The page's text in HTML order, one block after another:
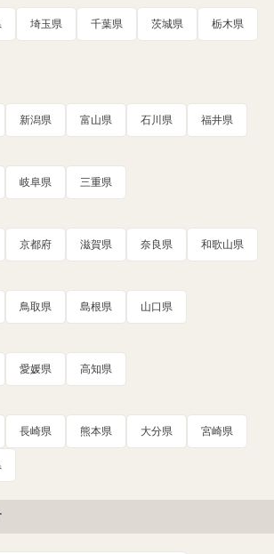
埼玉県 千葉県 茨城県 栃木県
新潟県 富山県 石川県 福井県
岐阜県 三重県
京都府 滋賀県 奈良県 和歌山県
鳥取県 島根県 山口県
愛媛県 高知県
長崎県 熊本県 大分県 宮崎県